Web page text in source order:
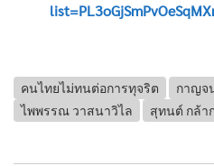
คนไทยไม่ทนต่อการทุจริต
กาญจ
ไพพรรณ วาสนาวิไล
สุทนต์ กล้า